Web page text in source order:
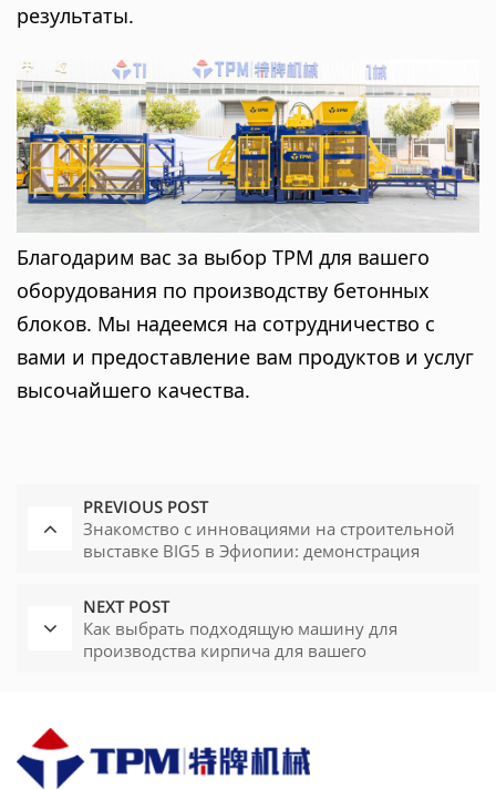
результаты.
Благодарим вас за выбор TPM для вашего
оборудования по производству бетонных
блоков. Мы надеемся на сотрудничество с
вами и предоставление вам продуктов и услуг
высочайшего качества.
PREVIOUS POST
Знакомство с инновациями на строительной
выставке BIG5 в Эфиопии: демонстрация
NEXT POST
Как выбрать подходящую машину для
производства кирпича для вашего